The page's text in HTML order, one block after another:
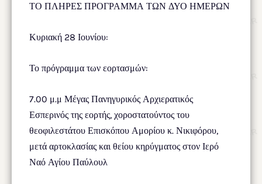
ΤΟ ΠΛΗΡΕΣ ΠΡΟΓΡΑΜΜΑ ΤΩΝ ΔΥΟ ΗΜΕΡΩΝ
Κυριακή 28 Ιουνίου:
Το πρόγραμμα των εορτασμών:
7.00 μ.μ Μέγας Πανηγυρικός Αρχιερατικός
Εσπερινός της εορτής, χοροστατούντος του
θεοφιλεστάτου Επισκόπου Αμορίου κ. Νικιφόρου,
μετά αρτοκλασίας και θείου κηρύγματος στον Ιερό
Ναό Αγίου Παύλουλ